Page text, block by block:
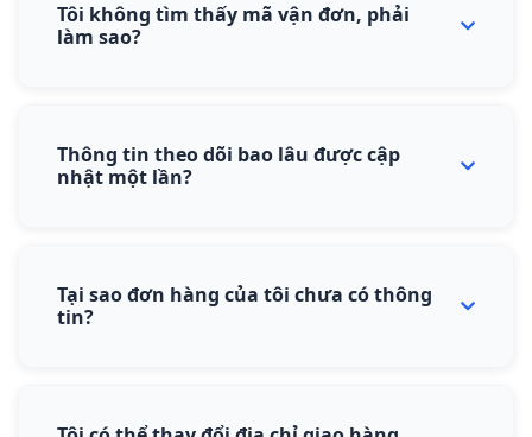
Tôi không tìm thấy mã vận đơn, phải
làm sao?
hotline (+84) 888 31 31 33 để được hỗ trợ.
Thông tin theo dõi bao lâu được cập
nhật một lần?
về tình trạng đơn hàng, hệ thống sẽ tự động cập nhật
và gửi thông báo cho bạn.
Tại sao đơn hàng của tôi chưa có thông
tin?
thống sau khi đơn hàng được tạo. Nếu quá thời gian